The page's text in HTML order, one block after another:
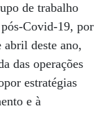
de trabalho
Covid-19, por
abril deste ano,
das operações
estratégias
e à